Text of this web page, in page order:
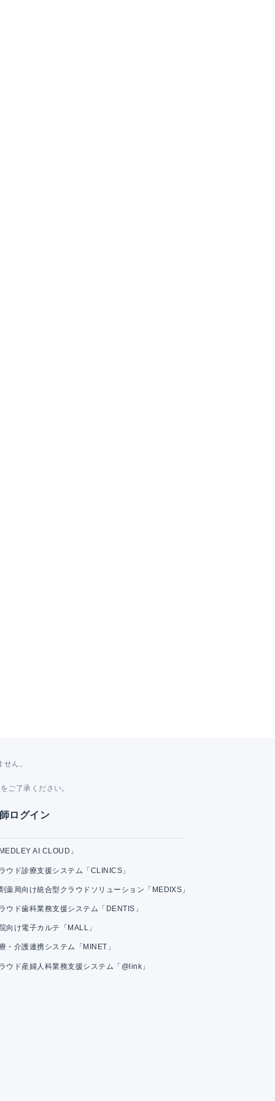
ん。
ご了承ください。
ログイン
AI CLOUD」
ウド診療支援システム「CLINICS」
薬局向け統合型クラウドソリューション「MEDIXS」
ウド歯科業務支援システム「DENTIS」
向け電子カルテ「MALL」
・介護連携システム「MINET」
ウド産婦人科業務支援システム「@link」